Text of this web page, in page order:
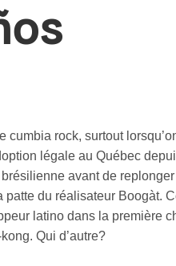
rock, surtout
légale au Québec
avant de
du réalisateur Boogàt.
latino dans la première
Qui d’autre?